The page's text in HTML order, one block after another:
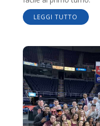
LEGGI TUTTO